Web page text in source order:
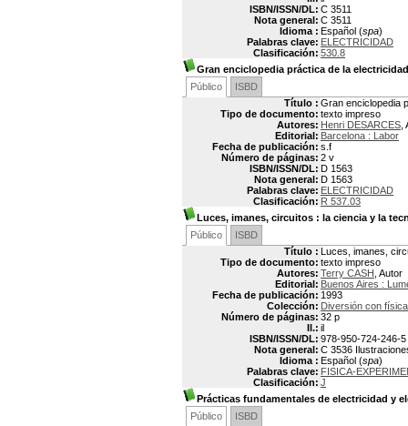
ISBN/ISSN/DL: C 3511
Nota general: C 3511
Idioma : Español (spa)
Palabras clave: ELECTRICIDAD
Clasificación: 530.8
Gran enciclopedia práctica de la electricidad
Público
ISBD
Título : Gran enciclopedia
Tipo de documento: texto impreso
Autores: Henri DESARCES
Editorial: Barcelona : Labor
Fecha de publicación: s.f
Número de páginas: 2 v
ISBN/ISSN/DL: D 1563
Nota general: D 1563
Palabras clave: ELECTRICIDAD
Clasificación: R 537.03
Luces, imanes, circuitos : la ciencia y la
Público
ISBD
Título : Luces, imanes,
Tipo de documento: texto impreso
Autores: Terry CASH , Autor
Editorial: Buenos Aires :
Fecha de publicación: 1993
Colección: Diversión con física
Número de páginas: 32 p
Il.: il
ISBN/ISSN/DL: 978-950-724-246-5
Nota general: C 3536
Idioma : Español (spa)
Palabras clave: FISICA-
Clasificación: J
Prácticas fundamentales de electricidad y
Público
ISBD